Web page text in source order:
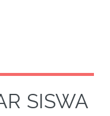
SISWA